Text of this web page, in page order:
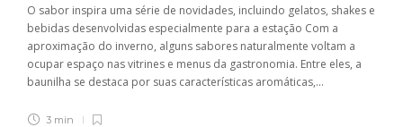
O sabor inspira uma série de novidades, incluindo gelatos, shakes e
bebidas desenvolvidas especialmente para a estação Com a
aproximação do inverno, alguns sabores naturalmente voltam a
ocupar espaço nas vitrines e menus da gastronomia. Entre eles, a
baunilha se destaca por suas características aromáticas,...
3 min